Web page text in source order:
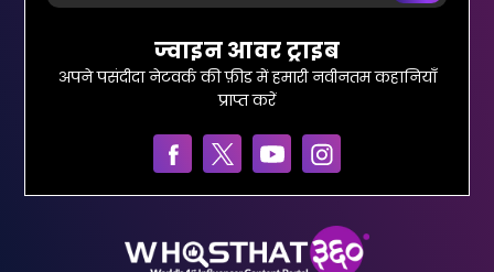
ज्वाइन आवर ट्राइब
अपने पसंदीदा नेटवर्क की फ़ीड में हमारी नवीनतम कहानियाँ
प्राप्त करें